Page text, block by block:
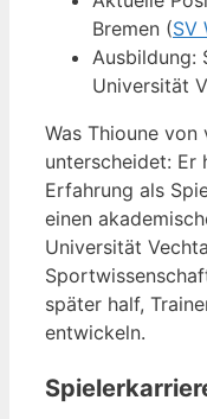
Bremen (SV
Ausbildung:
Universität
Was Thioune von
unterscheidet: Er
Erfahrung als
einen
Universität
später half,
entwickeln.